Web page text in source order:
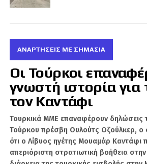
leader of Albania’s left-
party.https://t.co/
pic.twitter.com/kwJZ3hrthw
— kos_data (@kos_data)
2026
Το κλίμα επιβαρύνθηκε ακόμη
από την παρουσία
στην περιοχή, οι οποίες είχαν
προστατευτικό κλοιό γύρω
ΑΝΑΡΤΗΣΕΙΣ ΜΕ ΣΗΜΑΣΙΑ
Οι Τούρκοι
γνωστή ιστορία για
τον Καντάφι
Τουρκικά ΜΜΕ επαναφέρουν δηλώσεις
Τούρκου πρέσβη Ουλούτς Οζούλκερ, ο
ότι ο Λίβυος ηγέτης Μουαμάρ Καντάφι
απεριόριστη στρατιωτική βοήθεια